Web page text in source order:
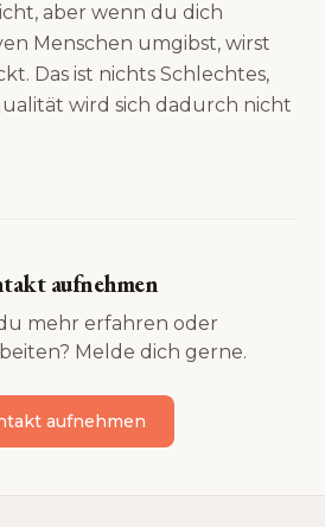
aber wenn du dich
Menschen umgibst, wirst
Das ist nichts Schlechtes,
wird sich dadurch nicht
aufnehmen
mehr erfahren oder
Melde dich gerne.
aufnehmen